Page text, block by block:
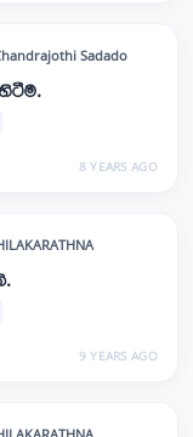
Sadado
8 YEARS AGO
9 YEARS AGO